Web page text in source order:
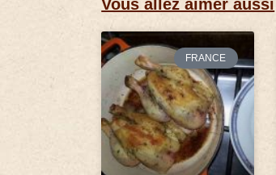
Vous allez aimer aussi
FRANCE